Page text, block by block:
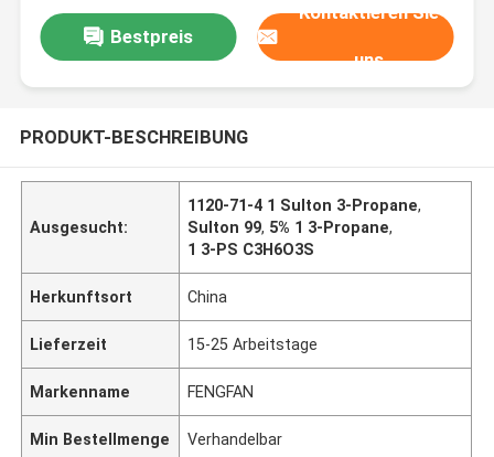
Bestpreis
Kontaktieren Sie
uns
PRODUKT-BESCHREIBUNG
Ausgesucht:
1120-71-4 1 Sulton 3-Propane,
Sulton 99, 5% 1 3-Propane,
1 3-PS C3H6O3S
Herkunftsort China
Lieferzeit 15-25 Arbeitstage
Markenname FENGFAN
Min Bestellmenge Verhandelbar